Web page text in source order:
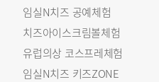
임실N치즈 공예체험
치즈아이스크림볼체험
유럽의상 코스프레체험
임실N치즈 키즈ZONE